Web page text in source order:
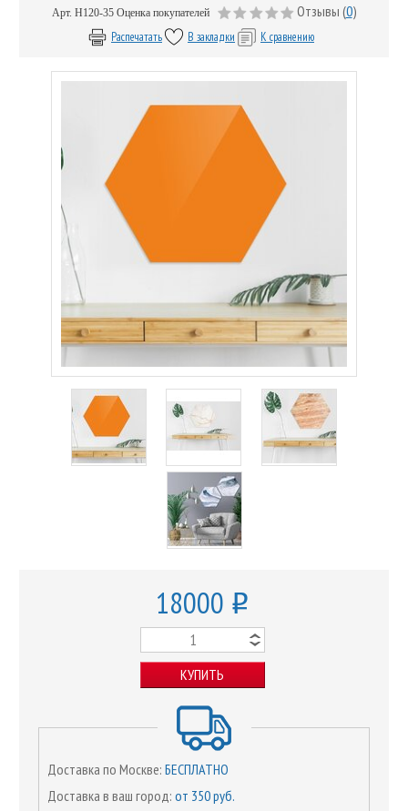
Арт. H120-35 Оценка покупателей Отзывы (0)
Распечатать В закладки К сравнению
18000 o
КУПИТЬ
Доставка по Москве: БЕСПЛАТНО
Доставка в ваш город: от 350 руб.